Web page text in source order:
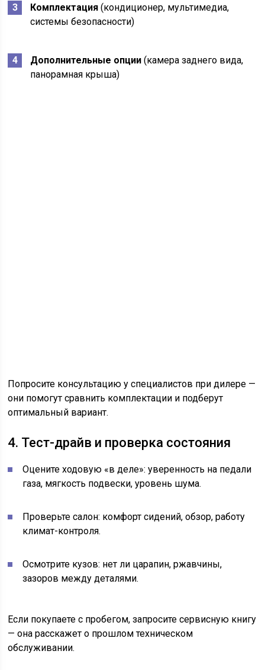
Комплектация (кондиционер, мультимедиа,
системы безопасности)
Дополнительные опции (камера заднего вида,
панорамная крыша)
Попросите консультацию у специалистов при дилере —
они помогут сравнить комплектации и подберут
оптимальный вариант.
4. Тест-драйв и проверка состояния
Оцените ходовую «в деле»: уверенность на педали
газа, мягкость подвески, уровень шума.
Проверьте салон: комфорт сидений, обзор, работу
климат-контроля.
Осмотрите кузов: нет ли царапин, ржавчины,
зазоров между деталями.
Если покупаете с пробегом, запросите сервисную книгу
— она расскажет о прошлом техническом
обслуживании.